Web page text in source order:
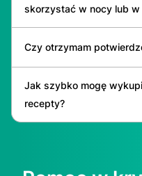
skorzystać w nocy lub w
Czy otrzymam
Jak szybko mogę
recepty?